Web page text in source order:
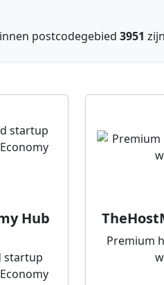
postcodegebied 3951
Hub
startup
Premium